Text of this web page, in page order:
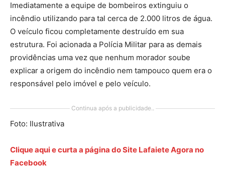
Imediatamente a equipe de bombeiros extinguiu o
incêndio utilizando para tal cerca de 2.000 litros de água.
O veículo ficou completamente destruído em sua
estrutura. Foi acionada a Polícia Militar para as demais
providências uma vez que nenhum morador soube
explicar a origem do incêndio nem tampouco quem era o
responsável pelo imóvel e pelo veículo.
Continua após a publicidade..
Foto: Ilustrativa
Clique aqui e curta a página do Site Lafaiete Agora no
Facebook